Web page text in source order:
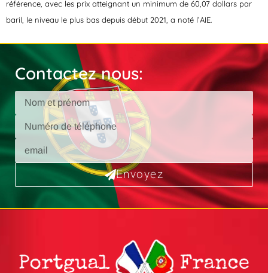
référence, avec les prix atteignant un minimum de 60,07 dollars par
baril, le niveau le plus bas depuis début 2021, a noté l’AIE.
Contactez nous:
Envoyez